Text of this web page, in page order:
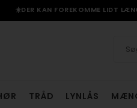
☀️DER KAN FOREKOMME LIDT
TRÅD LYNLÅS